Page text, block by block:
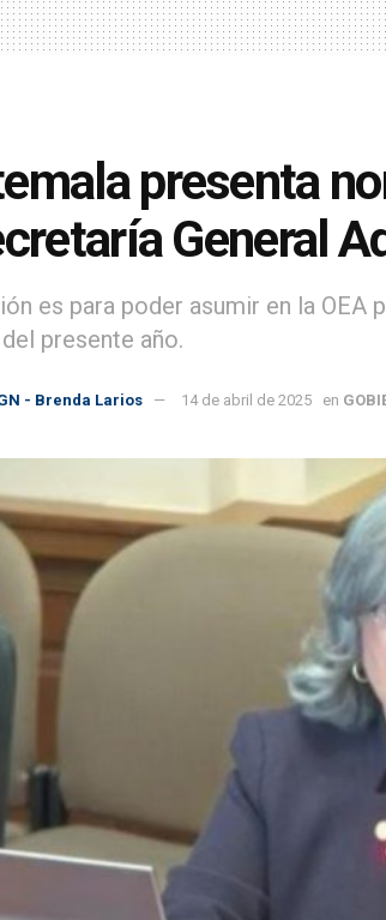
presenta
General
es para poder asumir en la
presente año.
- Brenda Larios 14 de abril de 2025 en